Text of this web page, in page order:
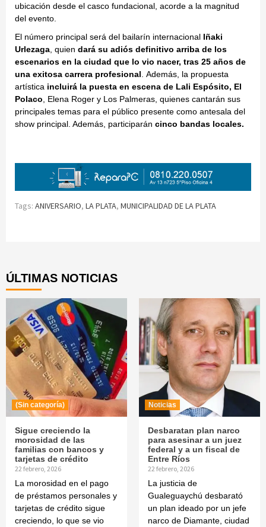
ubicación desde el casco fundacional, acorde a la magnitud
del evento.
El número principal será del bailarín internacional Iñaki
Urlezaga, quien dará su adiós definitivo arriba de los
escenarios en la ciudad que lo vio nacer, tras 25 años de
una exitosa carrera profesional. Además, la propuesta
artística incluirá la puesta en escena de Lali Espósito, El
Polaco, Elena Roger y Los Palmeras, quienes cantarán sus
principales temas para el público presente como antesala del
show principal. Además, participarán cinco bandas locales.
Tags: ANIVERSARIO, LA PLATA, MUNICIPALIDAD DE LA PLATA
ÚLTIMAS NOTICIAS
(Sin categoría)
Sigue creciendo la
morosidad de las
familias con bancos y
tarjetas de crédito
22 febrero, 2026
La morosidad en el pago
de préstamos personales y
tarjetas de crédito sigue
creciendo, lo que se vio
Noticias
Desbaratan plan narco
para asesinar a un juez
federal y a un fiscal de
Entre Ríos
22 febrero, 2026
La justicia de
Gualeguaychú desbarató
un plan ideado por un jefe
narco de Diamante, ciudad